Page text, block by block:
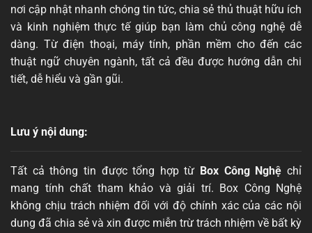
nơi cập nhật nhanh chóng tin tức, chia sẻ thủ thuật hữu ích
và kinh nghiệm thực tế giúp bạn làm chủ công nghệ dễ
dàng. Từ điện thoại, máy tính, phần mềm cho đến các
thuật ngữ chuyên ngành, tất cả đều được hướng dẫn chi
tiết, dễ hiểu và gần gũi.
Lưu ý nội dung:
Tất cả thông tin được tổng hợp từ Box Công Nghệ chỉ
mang tính chất tham khảo và giải trí. Box Công Nghệ
không chịu trách nhiệm đối với độ chính xác của các nội
dung đã chia sẻ và xin được miễn trừ trách nhiệm về bất kỳ